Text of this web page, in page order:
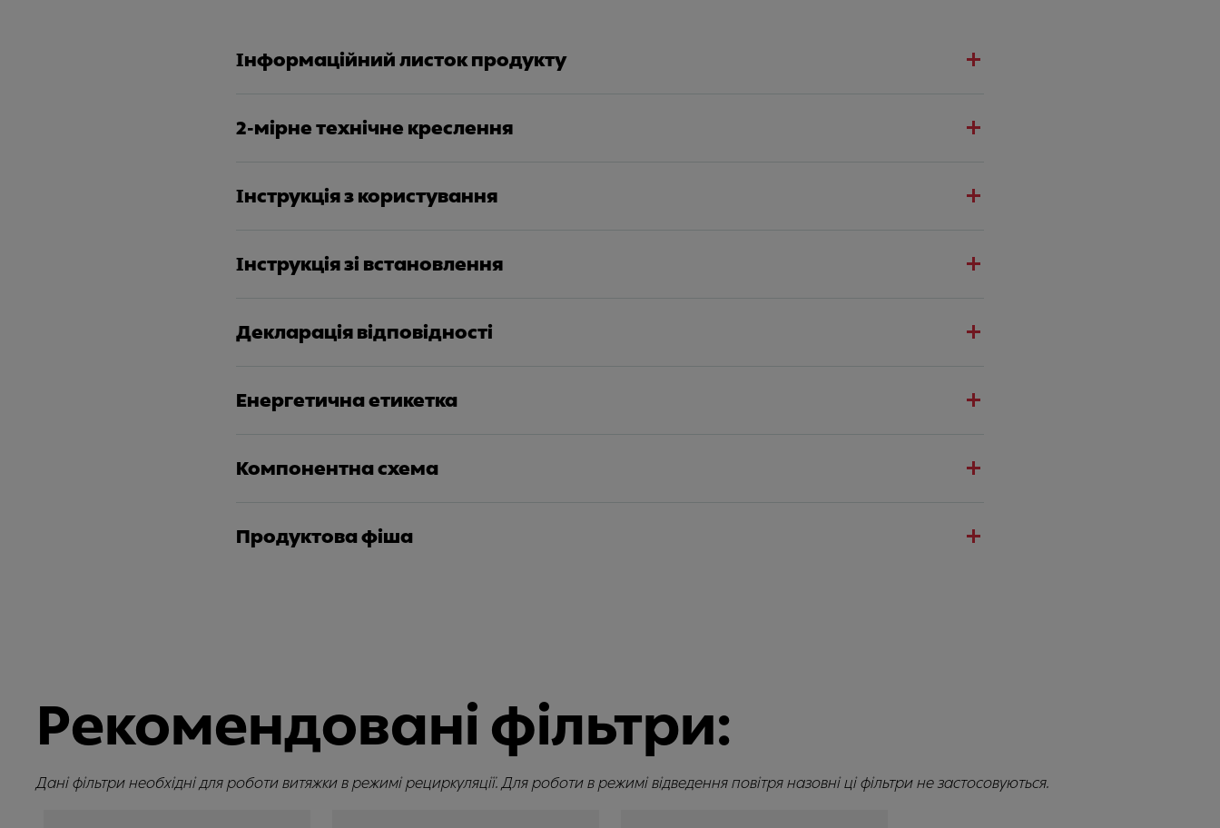
Інформаційний листок продукту
2-мірне технічне креслення
Інструкція з користування
Інструкція зі встановлення
Декларація відповідності
Енергетична етикетка
Компонентна схема
Продуктова фіша
Рекомендовані фільтри:
Дані фільтри необхідні для роботи витяжки в режимі рециркуляції. Для роботи в режимі відведення повітря назовні ці фільтри не застосовуються.